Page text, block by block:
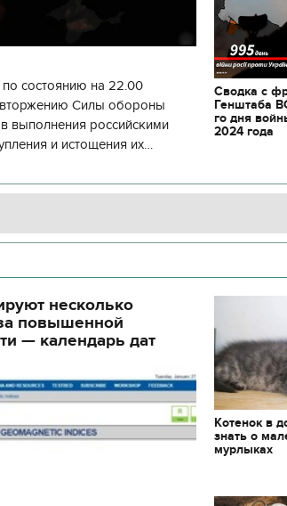
состоянию на 22.00
вторжению Силы обороны
выполнения российскими
и истощения их
Сводка с
Генштаба
го дня
2024 года
несколько
повышенной
— календарь дат
Котенок в
знать о
мурлыках
"Сторожевая